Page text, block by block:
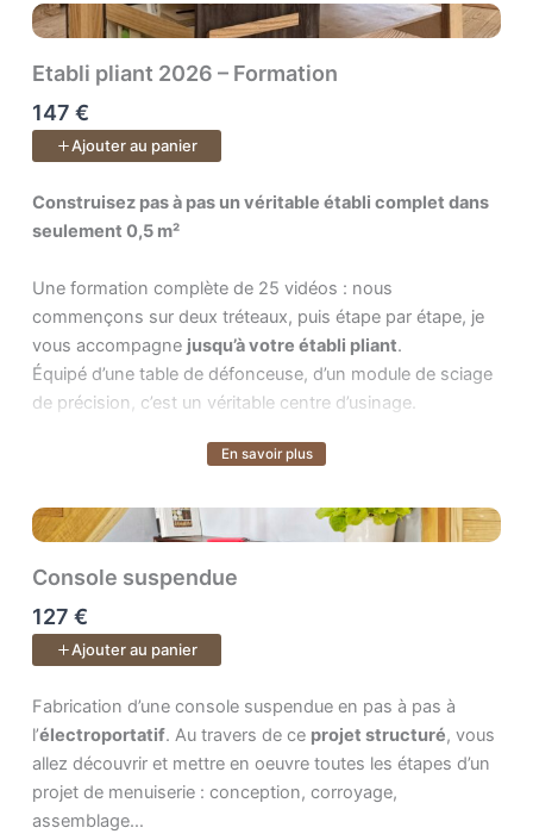
Un cours de 35 vidéos.
gérer la fiche de débit et prendre les décisions techniques
au bon moment.
dégauchissage, rabotage, pieds, plateau, assemblages,
rainures, queues droites, collage, ajustements, finitions…
imprévus ni les corrections nécessaires. Vous voyez le
vrai processus de création, celui où chaque choix compte
Objectif :développer le réflexe “pro”dans votre atelier,
gagner en fluidité et vous sentir capable de réaliser un
meuble complet, fonctionnel et élégant — du premier trait
de crayon à la dernière couche de finition.
51 vidéos.
Etabli pliant 2026 – Formation
147 €
Ajouter au panier
Construisez pas à pas un véritable établi complet dans
Construisez pas à pas un véritable établi complet dans
seulement 0,5 m²
Une formation complète de 25 vidéos : nous
commençons sur deux tréteaux, puis étape par étape, je
vous accompagne jusqu’à votre établi pliant.
Équipé d’une table de défonceuse, d’un module de sciage
de précision, c’est un véritable centre d’usinage.
l’espace de formation pour poser vos questions.
En savoir plus
Console suspendue
127 €
Ajouter au panier
Fabrication d’une console suspendue en pas à pas à l’ .
Fabrication d’une console suspendue en pas à pas à
l’électroportatif. Au travers de ce projet structuré, vous
allez découvrir et mettre en oeuvre toutes les étapes d’un
projet de menuiserie : conception, corroyage,
assemblage…